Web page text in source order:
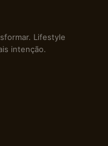
Lifestyle
intenção.